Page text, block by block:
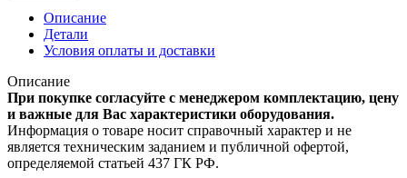
Описание
Детали
Условия оплаты и доставки
Описание
При покупке согласуйте с менеджером комплектацию, цену
и важные для Вас характеристики оборудования.
Информация о товаре носит справочный характер и не
является техническим заданием и публичной офертой,
определяемой статьей 437 ГК РФ.